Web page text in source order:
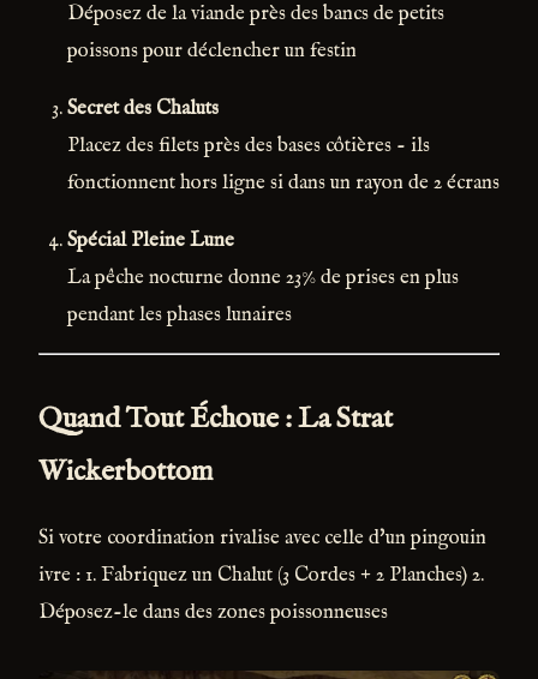
Déposez de la viande près des bancs de petits
poissons pour déclencher un festin
Secret des Chaluts
Placez des filets près des bases côtières - ils
fonctionnent hors ligne si dans un rayon de 2 écrans
Spécial Pleine Lune
La pêche nocturne donne 23% de prises en plus
pendant les phases lunaires
Quand Tout Échoue : La Strat
Wickerbottom
Si votre coordination rivalise avec celle d'un pingouin
ivre : 1. Fabriquez un Chalut (3 Cordes + 2 Planches) 2.
Déposez-le dans des zones poissonneuses